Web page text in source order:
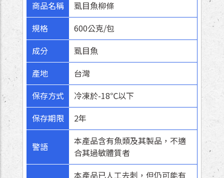
商品名稱 虱目魚柳條
規格 600公克/包
成分 虱目魚
產地 台灣
保存方式 冷凍於-18℃以下
保存期限 2年
警語
本產品含有魚類及其製品，不適
合其過敏體質者
本產品已人工去刺，但仍可能有